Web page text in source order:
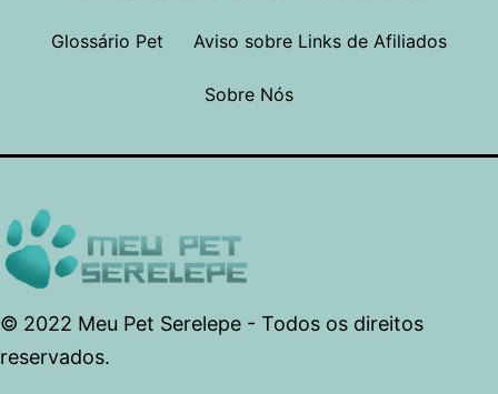
Glossário Pet Aviso sobre Links de Afiliados
Sobre Nós
© 2022 Meu Pet Serelepe - Todos os direitos
reservados.